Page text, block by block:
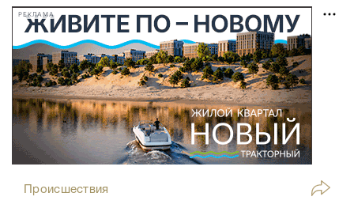
РЕКЛАМА
Происшествия